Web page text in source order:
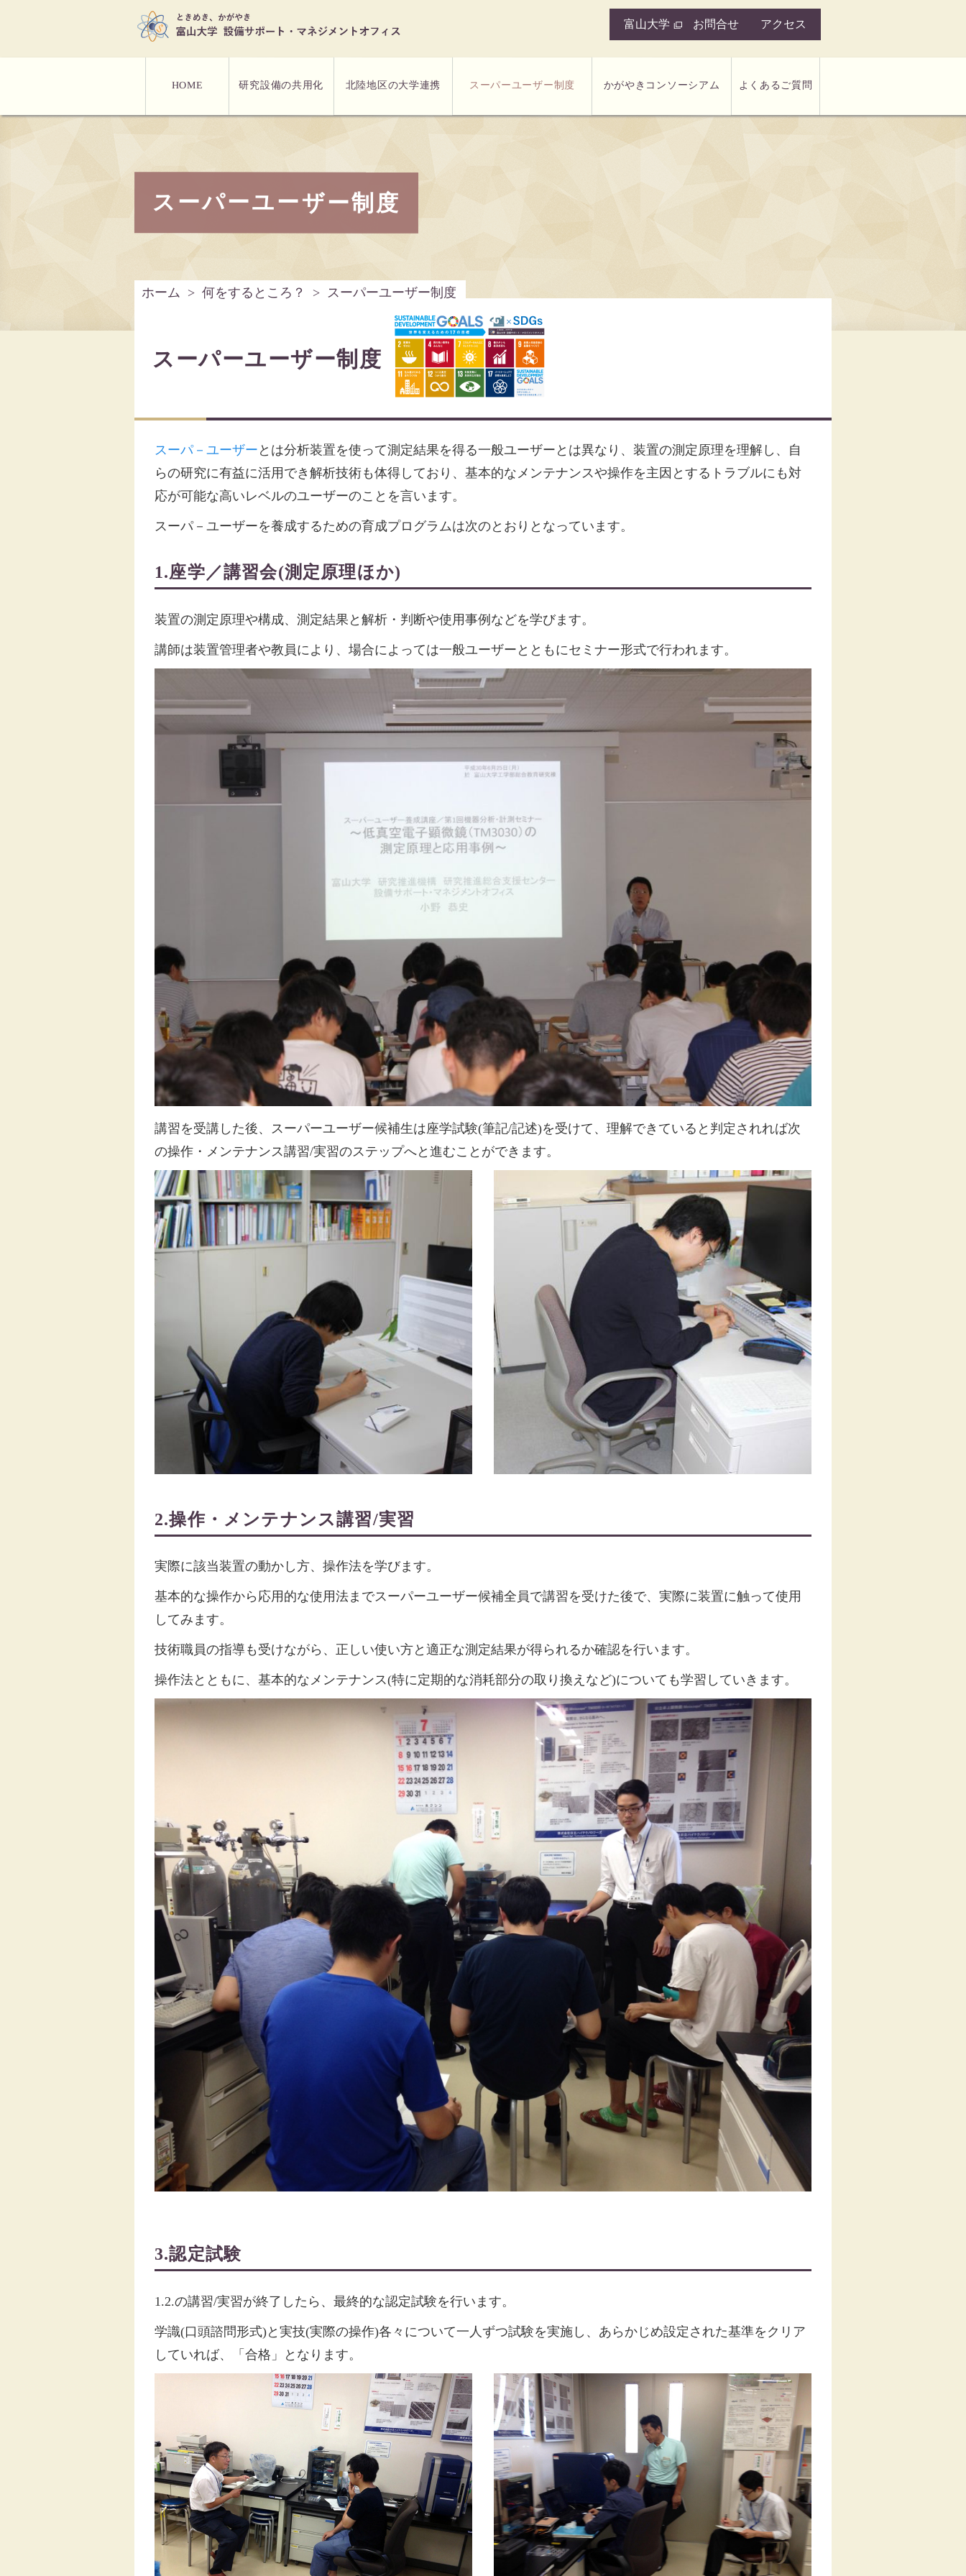
HOME 研究設備の共用化 北陸地区の大学連携 スーパーユーザー制度 かがやきコンソーシアム よくあるご質問
富山大学 お問合せ アクセス
スーパーユーザー制度
ホーム > 何をするところ？ > スーパーユーザー制度
スーパーユーザー制度
スーパ－ユーザー とは分析装置を使って測定結果を得る一般ユーザーとは異なり、装置の測定原理を理解し、自
らの研究に有益に活用でき解析技術も体得しており、基本的なメンテナンスや操作を主因とするトラブルにも対
応が可能な高いレベルのユーザーのことを言います。
スーパ－ユーザーを養成するための育成プログラムは次のとおりとなっています。
1.座学／講習会(測定原理ほか)
装置の測定原理や構成、測定結果と解析・判断や使用事例などを学びます。
講師は装置管理者や教員により、場合によっては一般ユーザーとともにセミナー形式で行われます。
講習を受講した後、スーパーユーザー候補生は座学試験(筆記/記述)を受けて、理解できていると判定されれば次
の操作・メンテナンス講習/実習のステップへと進むことができます。
2.操作・メンテナンス講習/実習
実際に該当装置の動かし方、操作法を学びます。
基本的な操作から応用的な使用法までスーパーユーザー候補全員で講習を受けた後で、実際に装置に触って使用
してみます。
技術職員の指導も受けながら、正しい使い方と適正な測定結果が得られるか確認を行います。
操作法とともに、基本的なメンテナンス(特に定期的な消耗部分の取り換えなど)についても学習していきます。
3.認定試験
1.2.の講習/実習が終了したら、最終的な認定試験を行います。
学識(口頭諮問形式)と実技(実際の操作)各々について一人ずつ試験を実施し、あらかじめ設定された基準をクリア
していれば、「合格」となります。